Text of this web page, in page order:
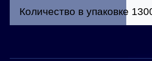
Количество в упаковке